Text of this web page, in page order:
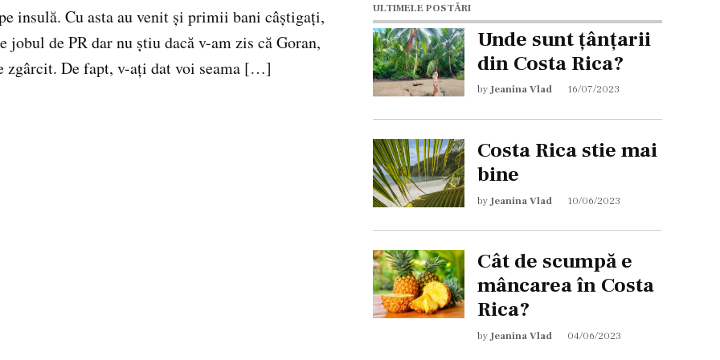
insulă. Cu asta au venit şi primii bani câştigaţi,
jobul de PR dar nu ştiu dacă v-am zis că Goran,
zgârcit. De fapt, v-aţi dat voi seama […]
ULTIMELE POSTĂRI
Unde sunt țânțarii
din Costa Rica?
byJeanina Vlad 16/07/2023
Costa Rica stie mai
bine
by Jeanina Vlad 10/06/2023
Cât de scumpă e
mâncarea în Costa
Rica?
by Jeanina Vlad 04/06/2023